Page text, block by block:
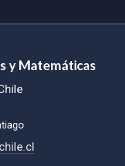
y Matemáticas